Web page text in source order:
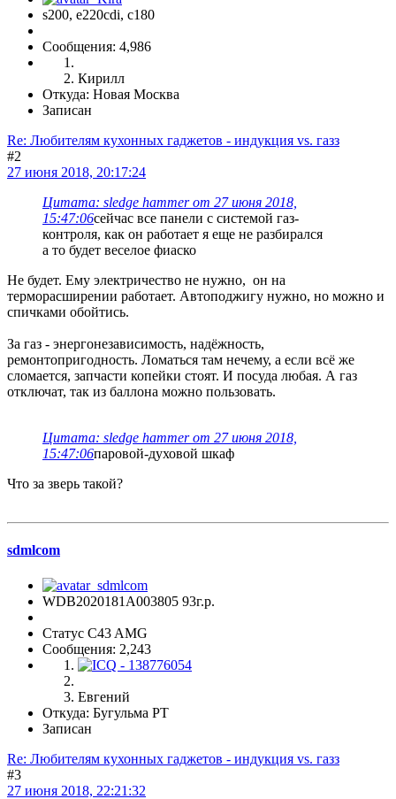
s200, е220cdi, с180
Сообщения: 4,986
Кирилл
Откуда: Новая Москва
Записан
Re: Любителям кухонных гаджетов - индукция vs. газз
#2
27 июня 2018, 20:17:24
Цитата: sledge hammer от 27 июня 2018,
15:47:06сейчас все панели с системой газ-
контроля, как он работает я еще не разбирался
а то будет веселое фиаско
Не будет. Ему электричество не нужно, он на
терморасширении работает. Автоподжигу нужно, но можно и
спичками обойтись.
За газ - энергонезависимость, надёжность,
ремонтопригодность. Ломаться там нечему, а если всё же
сломается, запчасти копейки стоят. И посуда любая. А газ
отключат, так из баллона можно пользовать.
Цитата: sledge hammer от 27 июня 2018,
15:47:06паровой-духовой шкаф
Что за зверь такой?
sdmlcom
WDB2020181A003805 93г.р.
Статус C43 AMG
Сообщения: 2,243
Евгений
Откуда: Бугульма РТ
Записан
Re: Любителям кухонных гаджетов - индукция vs. газз
#3
27 июня 2018, 22:21:32